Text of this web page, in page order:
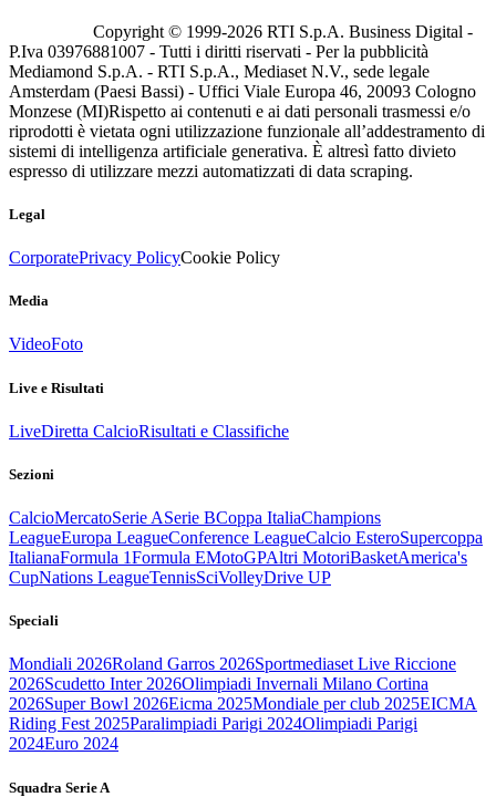
Copyright © 1999-2026 RTI S.p.A. Business Digital -
P.Iva 03976881007 - Tutti i diritti riservati - Per la pubblicità
Mediamond S.p.A. - RTI S.p.A., Mediaset N.V., sede legale
Amsterdam (Paesi Bassi) - Uffici Viale Europa 46, 20093 Cologno
Monzese (MI)Rispetto ai contenuti e ai dati personali trasmessi e/o
riprodotti è vietata ogni utilizzazione funzionale all’addestramento di
sistemi di intelligenza artificiale generativa. È altresì fatto divieto
espresso di utilizzare mezzi automatizzati di data scraping.
Legal
CorporatePrivacy PolicyCookie Policy
Media
VideoFoto
Live e Risultati
LiveDiretta CalcioRisultati e Classifiche
Sezioni
CalcioMercatoSerie ASerie BCoppa ItaliaChampions
LeagueEuropa LeagueConference LeagueCalcio EsteroSupercoppa
ItalianaFormula 1Formula EMotoGPAltri MotoriBasketAmerica's
CupNations LeagueTennisSciVolleyDrive UP
Speciali
Mondiali 2026Roland Garros 2026Sportmediaset Live Riccione
2026Scudetto Inter 2026Olimpiadi Invernali Milano Cortina
2026Super Bowl 2026Eicma 2025Mondiale per club 2025EICMA
Riding Fest 2025Paralimpiadi Parigi 2024Olimpiadi Parigi
2024Euro 2024
Squadra Serie A